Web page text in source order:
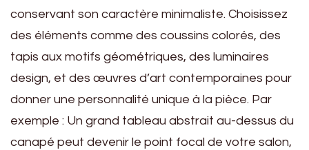
conservant son caractère minimaliste. Choisissez
des éléments comme des coussins colorés, des
tapis aux motifs géométriques, des luminaires
design, et des œuvres d’art contemporaines pour
donner une personnalité unique à la pièce. Par
exemple : Un grand tableau abstrait au-dessus du
canapé peut devenir le point focal de votre salon,